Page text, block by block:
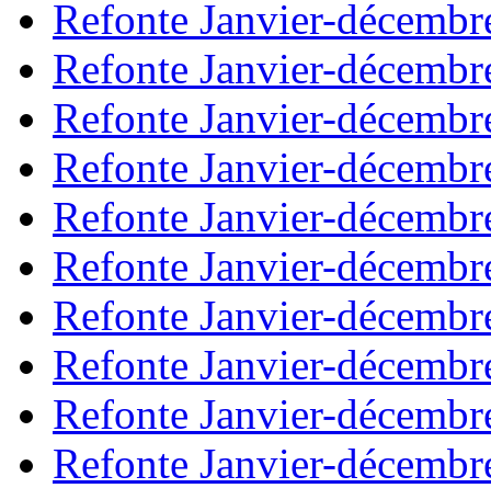
Refonte Janvier-
Refonte Janvier-
Refonte Janvier-
Refonte Janvier-
Refonte Janvier-
Refonte Janvier-
Refonte Janvier-
Refonte Janvier-
Refonte Janvier-
Refonte Janvier-